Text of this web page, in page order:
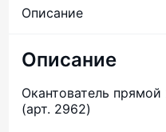
Описание
Описание
Окантователь
(арт. 2962)